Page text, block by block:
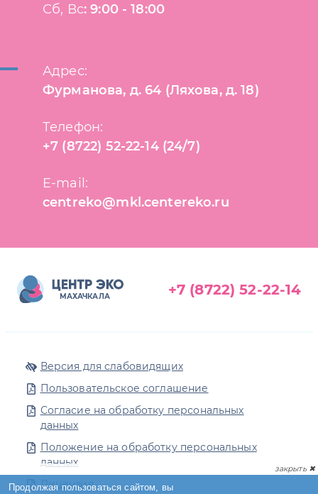
Сб, Вс:9:00 - 18:00
Адрес:
Фурманова, д. 64 (Ляхова, д. 18)
Телефон:
+7 (8722) 52-22-14 (24/7)
E-mail:
centreko@mkl.centereko.ru
МАХАЧКАЛА +7 (8722) 52-22-14
Версия для слабовидящих
Пользовательское соглашение
Согласие на обработку персональных
данных
Положение на обработку персональных
данных
Лицензия